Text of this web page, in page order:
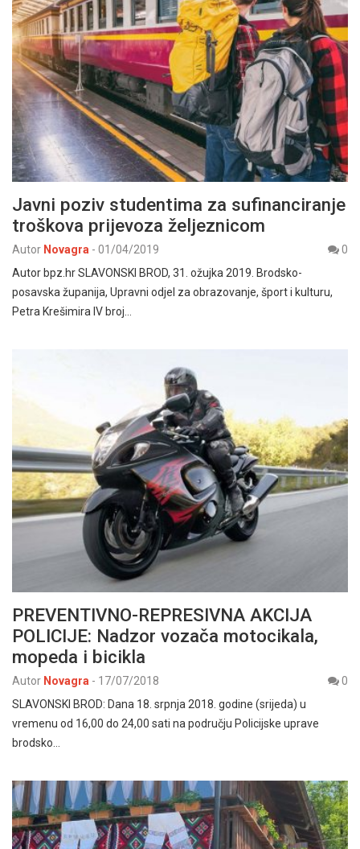
Javni poziv studentima za sufinanciranje
troškova prijevoza željeznicom
Autor Novagra - 01/04/2019
0
Autor bpz.hr SLAVONSKI BROD, 31. ožujka 2019. Brodsko-
posavska županija, Upravni odjel za obrazovanje, šport i kulturu,
Petra Krešimira IV broj…
PREVENTIVNO-REPRESIVNA AKCIJA
POLICIJE: Nadzor vozača motocikala,
mopeda i bicikla
Autor Novagra - 17/07/2018
0
SLAVONSKI BROD: Dana 18. srpnja 2018. godine (srijeda) u
vremenu od 16,00 do 24,00 sati na području Policijske uprave
brodsko…